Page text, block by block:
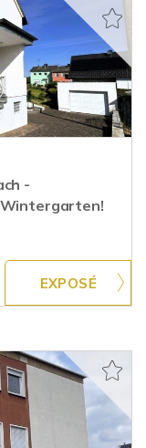
-
Wintergarten!